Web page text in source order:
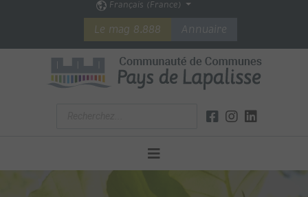
Français (France)
Le mag 8.888 Annuaire